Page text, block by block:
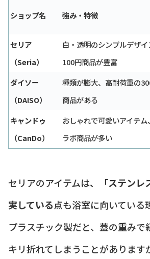
ショップ名 強み・特徴
セリア
（Seria）
白・透明のシンプルデザイ
100円商品が豊富
ダイソー
（DAISO）
種類が膨大、高耐荷重の
商品がある
キャンドゥ
（CanDo）
おしゃれで可愛いアイテム
ラボ商品が多い
セリアのアイテムは、
「ステン
実している点も浴室に向いている
プラスチック製だと、蓋の重みで
キリ折れてしまうことがあります